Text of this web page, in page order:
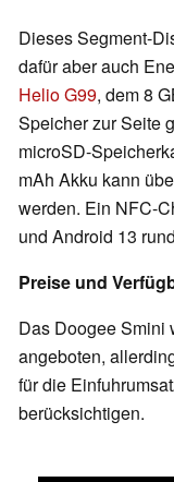
Dieses Segment-
dafür aber auch
Helio G99, dem 8
Speicher zur Seite
microSD-
mAh Akku kann
werden. Ein NFC-
und Android 13
Preise und
Das Doogee Smini
angeboten,
für die
berücksichtigen.